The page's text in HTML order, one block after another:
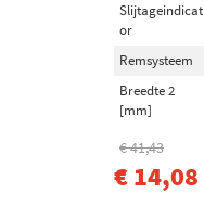
Slijtageindicat
or
Remsysteem
Breedte 2
[mm]
€ 41,43
€ 14,08